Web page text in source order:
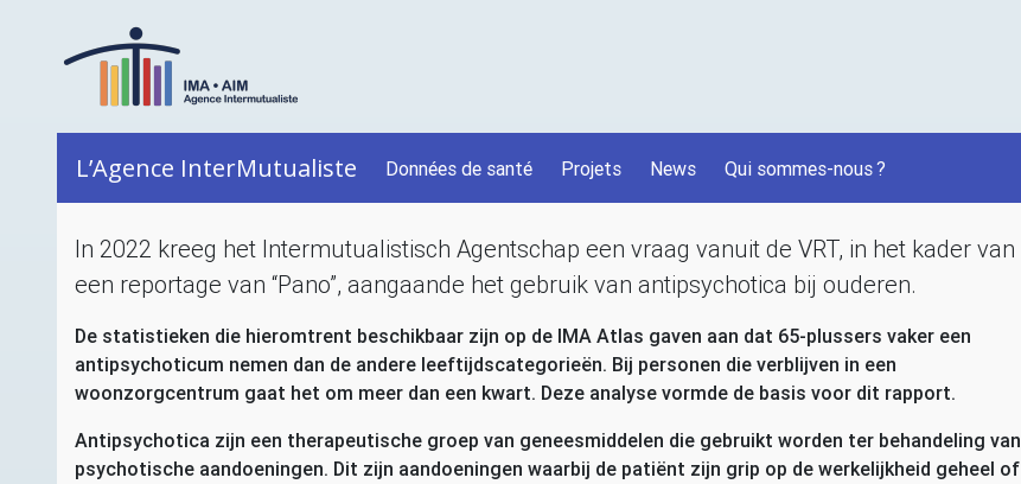
L’Agence InterMutualiste Données de santé Projets News Qui sommes-nous?
In 2022 kreeg het Intermutualistisch Agentschap een vraag vanuit de VRT, in het kader van
een reportage van “Pano”, aangaande het gebruik van antipsychotica bij ouderen.
De statistieken die hieromtrent beschikbaar zijn op de IMA Atlas gaven aan dat 65-plussers vaker een
antipsychoticum nemen dan de andere leeftijdscategorieën. Bij personen die verblijven in een
woonzorgcentrum gaat het om meer dan een kwart. Deze analyse vormde de basis voor dit rapport.
Antipsychotica zijn een therapeutische groep van geneesmiddelen die gebruikt worden ter behandeling van
psychotische aandoeningen. Dit zijn aandoeningen waarbij de patiënt zijn grip op de werkelijkheid geheel of